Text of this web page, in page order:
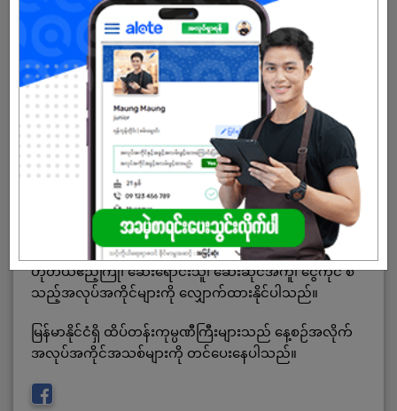
Alote
သည် မြန်မာနိုင်ငံရှိ ရုံးအလုပ်မဟုတ်သော အငယ်တန်း
နှင့် အလယ်တန်းအဆင့် ကာယ၊ ဉာဏအလုပ်သမားများ
အတွက်အလုပ်ရှာဖွေရန် အက်ပလီကေးရှင်း ဖြစ်ပြီး
ကုန်ထုတ်လုပ်မှု အလုပ်အကိုင်များ၊ ထောက်ပံ့ပို့ဆောင်ရေး
အလုပ်အကိုင်များ၊ အစားအစာနှင့် စားသောက်ဆိုင်
အလုပ်အကိုင်များ၊ ဆောက်လုပ်ရေး အလုပ်အကိုင်များ စ
သည့်အလုပ်အကိုင်များကို ရှာဖွေနိုင်သည့်အက်ပလီကေးရှင်း
ဖြစ်ပါသည်။ ယာဉ်မောင်း၊ ဝန်ချီစက်ယာဉ်မောင်း၊ လုံခြုံရေး
ဝန်ဆောင်မှု၊ ကော်ဖီဖျော်သူ၊ စားပွဲထိုး၊ စားဖိုမှူး၊ စက်ပိုင်း
ဆိုင်ရာထိန်းချုပ်သူ၊ စတိုခန်းထိန်းသိမ်းသူ၊ သန့်ရှင်းရေး၊
လျှပ်စစ်သမား၊ ပိုက်ပြင်သူ၊ နည်းပညာအလုပ်သမား၊
ဟိုတယ်ဧည့်ကြို၊ ဆေးရောင်းသူ၊ ဆေးဆိုင်အကူ၊ ငွေကိုင် စ
သည့်အလုပ်အကိုင်များကို လျှောက်ထားနိုင်ပါသည်။
မြန်မာနိုင်ငံရှိ ထိပ်တန်းကုမ္ပဏီကြီးများသည် နေ့စဉ်အလိုက်
အလုပ်အကိုင်အသစ်များကို တင်ပေးနေပါသည်။